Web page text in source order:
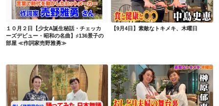
１０月２日【少女A誕生秘話・チェッカ
ーズデビュー・昭和の名曲】♯136景子の
部屋 ≪作詞家売野雅勇≫
【9月4日】素敵なトキメキ、木曜日
【8月28日】素敵なトキメキ、木曜日 【7月24日】素敵なトキメキ、木曜日